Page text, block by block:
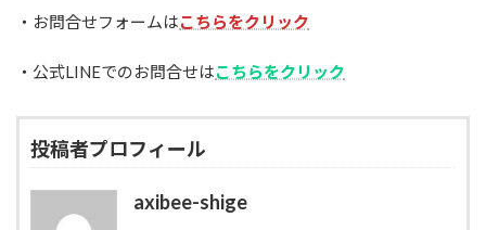
・お問合せフォームはこちらをクリック
・公式LINEでのお問合せはこちらをクリック
投稿者プロフィール
axibee-shige